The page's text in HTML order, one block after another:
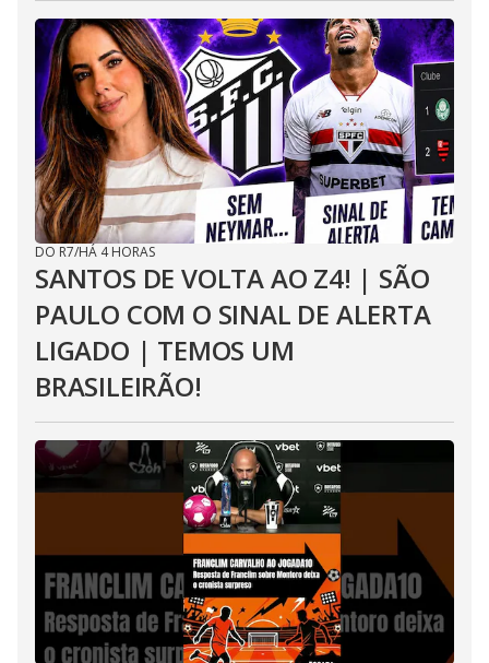
DO R7/HÁ 4 HORAS
SANTOS DE VOLTA AO Z4! | SÃO
PAULO COM O SINAL DE ALERTA
LIGADO | TEMOS UM
BRASILEIRÃO!